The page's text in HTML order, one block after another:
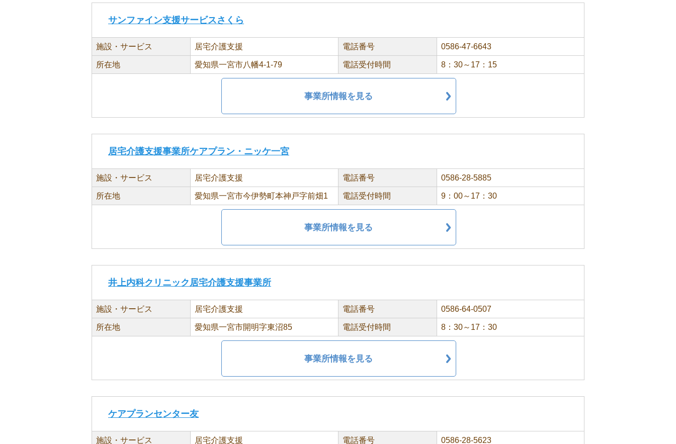
サンファイン支援サービスさくら
施設・サービス 居宅介護支援 電話番号 0586-47-6643
所在地 愛知県一宮市八幡4-1-79 電話受付時間 8：30～17：15
事業所情報を見る
居宅介護支援事業所ケアプラン・ニッケ一宮
施設・サービス 居宅介護支援 電話番号 0586-28-5885
所在地 愛知県一宮市今伊勢町本神戸字前畑1 電話受付時間 9：00～17：30
事業所情報を見る
井上内科クリニック居宅介護支援事業所
施設・サービス 居宅介護支援 電話番号 0586-64-0507
所在地 愛知県一宮市開明字東沼85 電話受付時間 8：30～17：30
事業所情報を見る
ケアプランセンター友
施設・サービス 居宅介護支援 電話番号 0586-28-5623